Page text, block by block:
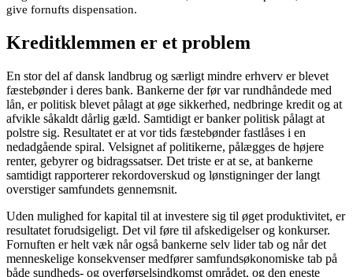
give fornufts dispensation.
Kreditklemmen er et problem
En stor del af dansk landbrug og særligt mindre erhverv er blevet
fæstebønder i deres bank. Bankerne der før var rundhåndede med
lån, er politisk blevet pålagt at øge sikkerhed, nedbringe kredit og at
afvikle såkaldt dårlig gæld. Samtidigt er banker politisk pålagt at
polstre sig. Resultatet er at vor tids fæstebønder fastlåses i en
nedadgående spiral. Velsignet af politikerne, pålægges de højere
renter, gebyrer og bidragssatser. Det triste er at se, at bankerne
samtidigt rapporterer rekordoverskud og lønstigninger der langt
overstiger samfundets gennemsnit.
Uden mulighed for kapital til at investere sig til øget produktivitet, er
resultatet forudsigeligt. Det vil føre til afskedigelser og konkurser.
Fornuften er helt væk når også bankerne selv lider tab og når det
menneskelige konsekvenser medfører samfundsøkonomiske tab på
både sundheds- og overførselsindkomst området, og den eneste